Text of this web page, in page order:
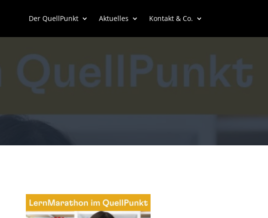
Der QuellPunkt Aktuelles Kontakt & Co.